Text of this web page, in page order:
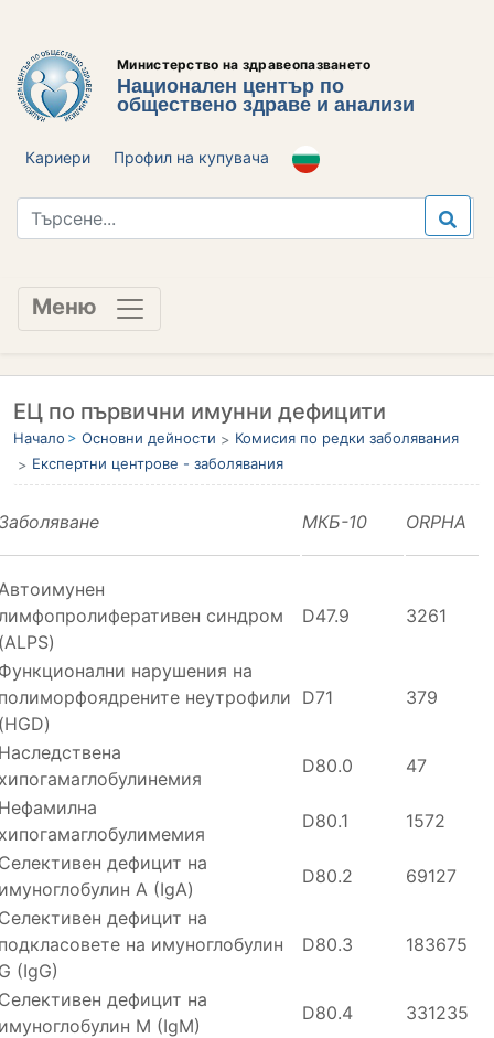
Министерство на здравеопазването
Национален център по
обществено здраве и анализи
Кариери Профил на купувача
Меню
ЕЦ по първични имунни дефицити
Начало Основни дейности
Комисия по редки заболявания
Експертни центрове - заболявания
МКБ-10 ORPHA
синдром
D47.9 3261
нарушения на
неутрофили D71 379
D80.0
47
D80.1
1572
дефицит на
А (IgA)
D80.2
69127
дефицит на
на имуноглобулин
(IgG)
D80.3 183675
дефицит на
M (IgM)
D80.4
331235